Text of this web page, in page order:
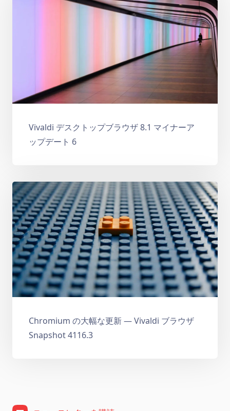
Vivaldi デスクトップブラウザ 8.1 マイナーア
ップデート 6
Chromium の大幅な更新 — Vivaldi ブラウザ
Snapshot 4116.3